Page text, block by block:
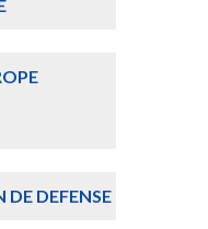
DE DEFENSE